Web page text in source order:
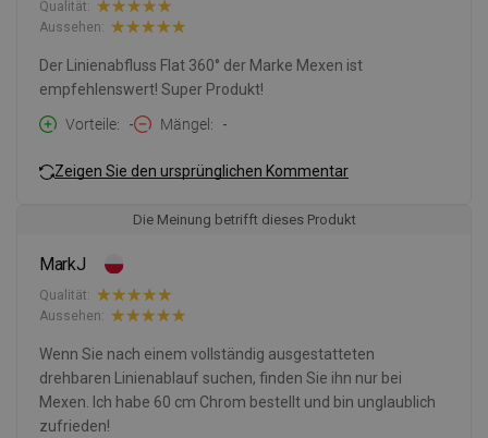
Qualität:
Aussehen:
Der Linienabfluss Flat 360° der Marke Mexen ist
empfehlenswert! Super Produkt!
Vorteile
- Mängel -
Zeigen Sie den ursprünglichen Kommentar
Die Meinung betrifft dieses Produkt
MarkJ
Qualität:
Aussehen:
Wenn Sie nach einem vollständig ausgestatteten
drehbaren Linienablauf suchen, finden Sie ihn nur bei
Mexen. Ich habe 60 cm Chrom bestellt und bin unglaublich
zufrieden!